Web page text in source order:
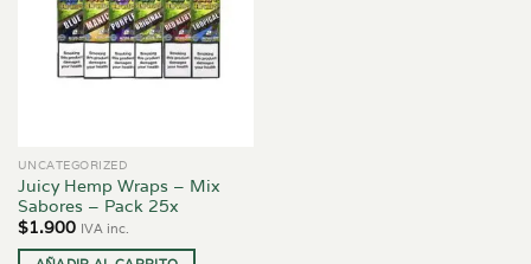
UNCATEGORIZED
Juicy Hemp Wraps – Mix
Sabores – Pack 25x
$1.900 IVA inc.